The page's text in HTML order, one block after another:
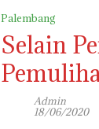
Palembang
Selain
Admin
18/06/2020